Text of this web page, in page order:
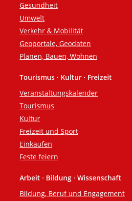
Gesundheit
Umwelt
Verkehr & Mobilität
Geoportale, Geodaten
Planen, Bauen, Wohnen
Tourismus · Kultur · Freizeit
Veranstaltungskalender
Tourismus
Kultur
Freizeit und Sport
Einkaufen
Feste feiern
Arbeit · Bildung · Wissenschaft
Bildung, Beruf und Engagement